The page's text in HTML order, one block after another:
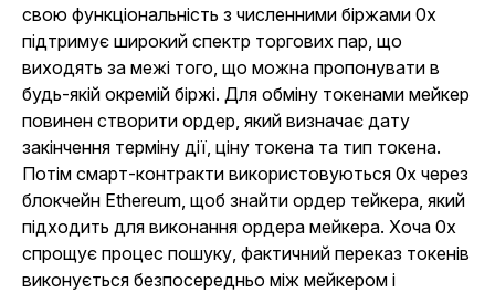
свою функціональність з численними біржами 0x
підтримує широкий спектр торгових пар, що
виходять за межі того, що можна пропонувати в
будь-якій окремій біржі. Для обміну токенами мейкер
повинен створити ордер, який визначає дату
закінчення терміну дії, ціну токена та тип токена.
Потім смарт-контракти використовуються 0x через
блокчейн Ethereum, щоб знайти ордер тейкера, який
підходить для виконання ордера мейкера. Хоча 0x
спрощує процес пошуку, фактичний переказ токенів
виконується безпосередньо між мейкером і